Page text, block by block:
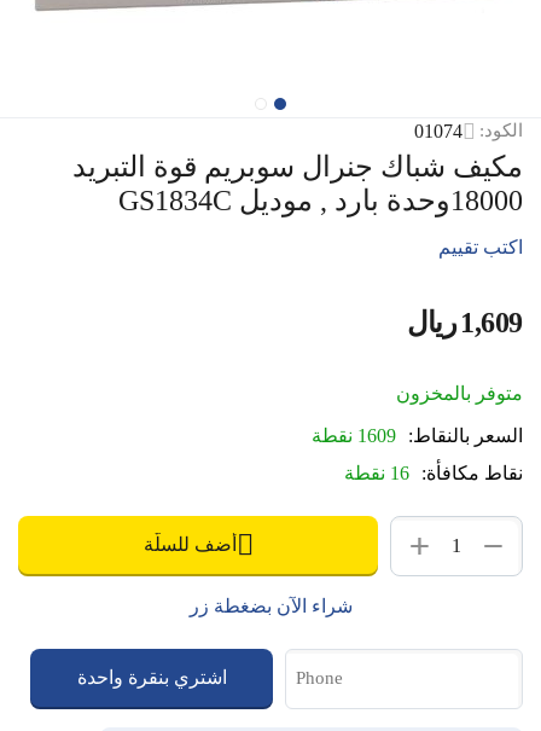
الكود: 01074
مكيف شباك جنرال سوبريم قوة التبريد
18000وحدة بارد , موديل GS1834C
اكتب تقييم
ريال‎ 1,609
متوفر بالمخزون
السعر بالنقاط:
1609 نقطة
نقاط مكافأة:
16 نقطة
+ − أضف للسلّة
شراء الآن بضغطة زر
اشتري بنقرة واحدة